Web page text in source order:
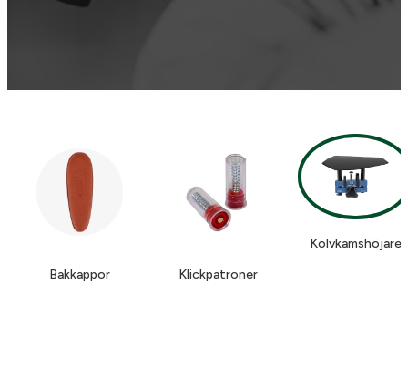
Bakkappor Klickpatroner
Kolvkamshöjare